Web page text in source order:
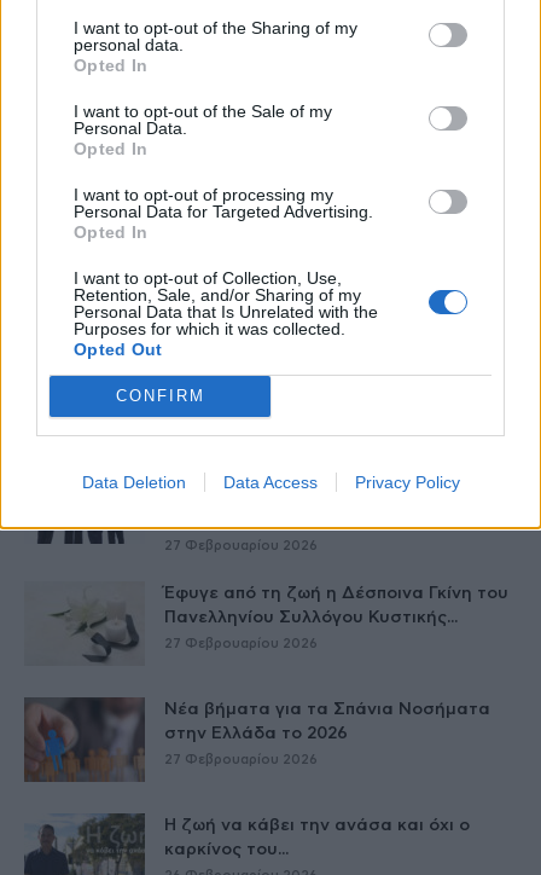
I want to opt-out of the Sharing of my
personal data.
Opted In
I want to opt-out of the Sale of my
Personal Data.
Opted In
I want to opt-out of processing my
Personal Data for Targeted Advertising.
Opted In
I want to opt-out of Collection, Use,
Retention, Sale, and/or Sharing of my
Personal Data that Is Unrelated with the
Purposes for which it was collected.
Opted Out
CONFIRM
Data Deletion Data Access Privacy Policy
healthstories
Δείτε Ακόμη
Πάνω από 100 μωρά έχουν γεννηθεί
μέσω εξωσωματικής, με την
27 Φεβρουαρίου 2026
Έφυγε από τη ζωή η Δέσποινα Γκίνη του
Πανελληνίου Συλλόγου Κυστικής...
27 Φεβρουαρίου 2026
Νέα βήματα για τα Σπάνια Νοσήματα
στην Ελλάδα το 2026
27 Φεβρουαρίου 2026
Η ζωή να κάβει την ανάσα και όχι ο
καρκίνος του...